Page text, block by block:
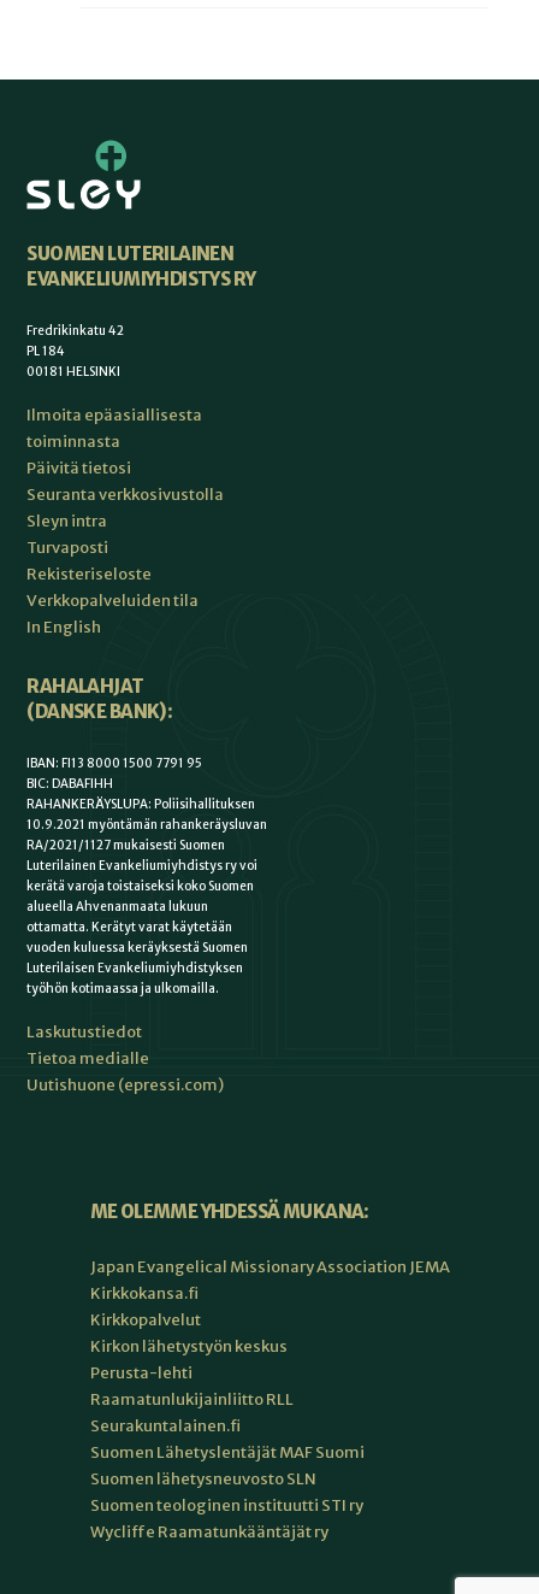
SUOMEN LUTERILAINEN
EVANKELIUMIYHDISTYS RY
Fredrikinkatu 42
PL 184
00181 HELSINKI
Ilmoita epäasiallisesta
toiminnasta
Päivitä tietosi
Seuranta verkkosivustolla
Sleyn intra
Turvaposti
Rekisteriseloste
Verkkopalveluiden tila
In English
RAHALAHJAT
(DANSKE BANK):
IBAN: FI13 8000 1500 7791 95
BIC: DABAFIHH
RAHANKERÄYSLUPA: Poliisihallituksen
10.9.2021 myöntämän rahankeräysluvan
RA/2021/1127 mukaisesti Suomen
Luterilainen Evankeliumiyhdistys ry voi
kerätä varoja toistaiseksi koko Suomen
alueella Ahvenanmaata lukuun
ottamatta. Kerätyt varat käytetään
vuoden kuluessa keräyksestä Suomen
Luterilaisen Evankeliumiyhdistyksen
työhön kotimaassa ja ulkomailla.
Laskutustiedot
Tietoa medialle
Uutishuone (epressi.com)
ME OLEMME YHDESSÄ MUKANA:
Japan Evangelical Missionary Association JEMA
Kirkkokansa.fi
Kirkkopalvelut
Kirkon lähetystyön keskus
Perusta-lehti
Raamatunlukijainliitto RLL
Seurakuntalainen.fi
Suomen Lähetyslentäjät MAF Suomi
Suomen lähetysneuvosto SLN
Suomen teologinen instituutti STI ry
Wycliffe Raamatunkääntäjät ry